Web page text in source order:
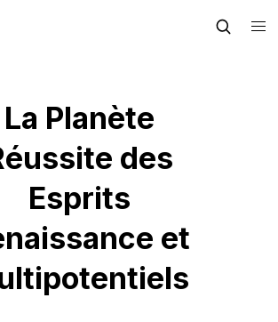
La Planète
des
Esprits
et